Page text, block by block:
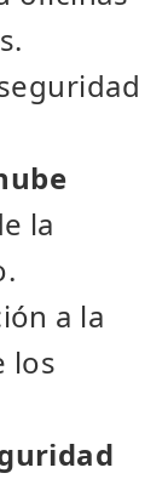
la
a la
los